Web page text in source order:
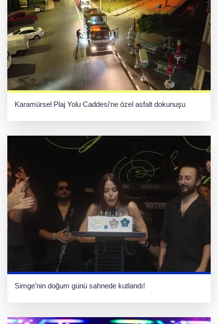
Karamürsel Plaj Yolu Caddesi’ne özel asfalt dokunuşu
Simge’nin doğum günü sahnede kutlandı!